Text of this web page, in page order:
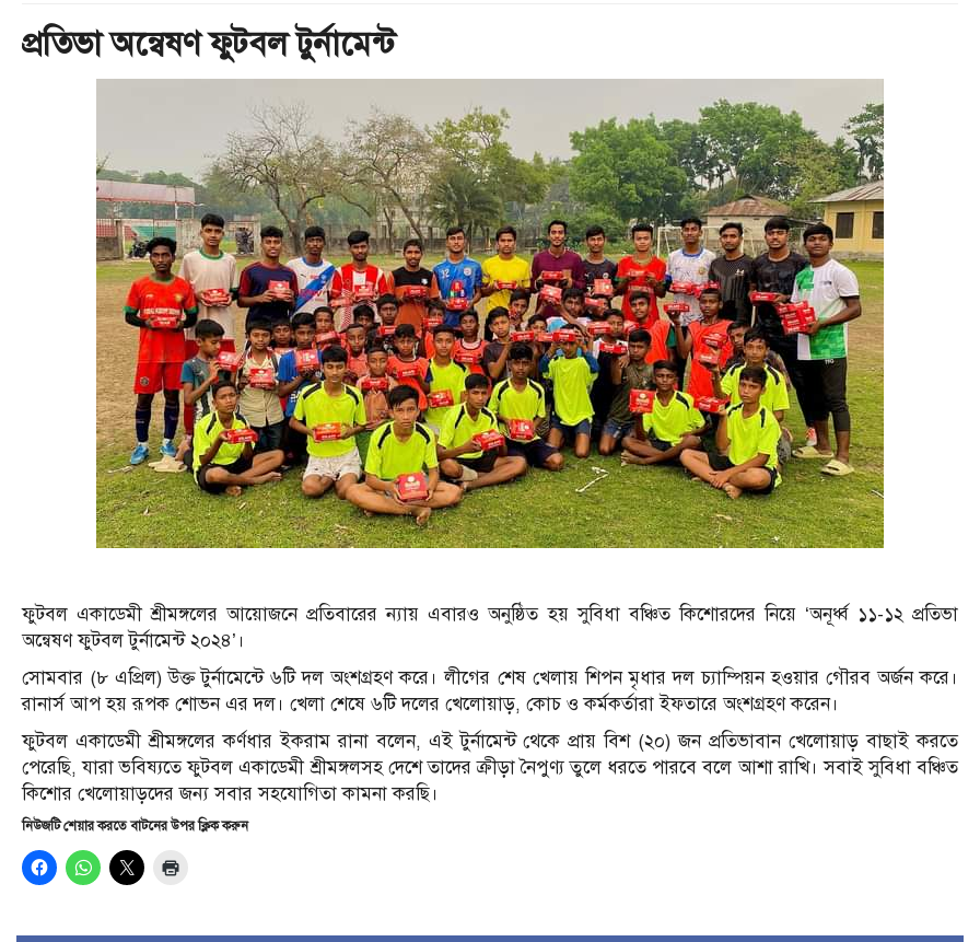
প্রতিভা অন্বেষণ ফুটবল টুর্নামেন্ট
ফুটবল একাডেমী শ্রীমঙ্গলের আয়োজনে প্রতিবারের ন্যায় এবারও অনুষ্ঠিত হয় সুবিধা বঞ্চিত কিশোরদের নিয়ে ‘অনূর্ধ্ব ১১-১২ প্রতিভা
অন্বেষণ ফুটবল টুর্নামেন্ট ২০২৪’।
সোমবার (৮ এপ্রিল) উক্ত টুর্নামেন্টে ৬টি দল অংশগ্রহণ করে। লীগের শেষ খেলায় শিপন মৃধার দল চ্যাম্পিয়ন হওয়ার গৌরব অর্জন করে।
রানার্স আপ হয় রূপক শোভন এর দল। খেলা শেষে ৬টি দলের খেলোয়াড়, কোচ ও কর্মকর্তারা ইফতারে অংশগ্রহণ করেন।
ফুটবল একাডেমী শ্রীমঙ্গলের কর্ণধার ইকরাম রানা বলেন, এই টুর্নামেন্ট থেকে প্রায় বিশ (২০) জন প্রতিভাবান খেলোয়াড় বাছাই করতে
পেরেছি, যারা ভবিষ্যতে ফুটবল একাডেমী শ্রীমঙ্গলসহ দেশে তাদের ক্রীড়া নৈপুণ্য তুলে ধরতে পারবে বলে আশা রাখি। সবাই সুবিধা বঞ্চিত
কিশোর খেলোয়াড়দের জন্য সবার সহযোগিতা কামনা করছি।
নিউজটি শেয়ার করতে বাটনের উপর ক্লিক করুন